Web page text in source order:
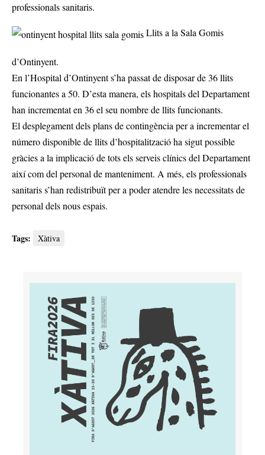
professionals sanitaris.
Llits a la Sala Gomis
d’Ontinyent.
En l’Hospital d’Ontinyent s’ha passat de disposar de 36 llits
funcionantes a 50. D’esta manera, els hospitals del Departament
han incrementat en 36 el seu nombre de llits funcionants.
El desplegament dels plans de contingència per a incrementar el
número disponible de llits d’hospitalització ha sigut possible
gràcies a la implicació de tots els serveis clínics del Departament
així com del personal de manteniment. A més, els professionals
sanitaris s’han redistribuït per a poder atendre les necessitats de
personal dels nous espais.
Tags: Xàtiva